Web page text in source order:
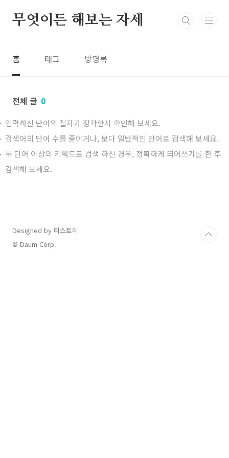
무엇이든 해보는 자세
홈 태그 방명록
전체 글 0
입력하신 단어의 철자가 정확한지 확인해 보세요.
검색어의 단어 수를 줄이거나, 보다 일반적인 단어로 검색해 보세요.
두 단어 이상의 키워드로 검색 하신 경우, 정확하게 띄어쓰기를 한 후
검색해 보세요.
Designed by 티스토리
© Daum Corp.